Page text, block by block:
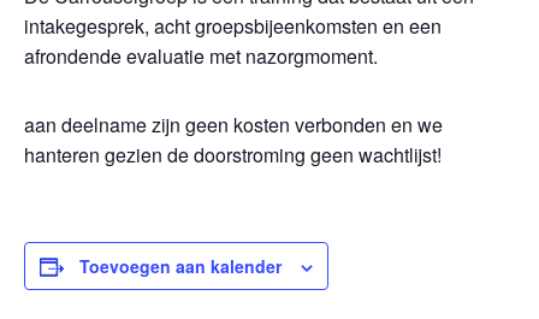
intakegesprek, acht groepsbijeenkomsten en een
afrondende evaluatie met nazorgmoment.
aan deelname zijn geen kosten verbonden en we
hanteren gezien de doorstroming geen wachtlijst!
Toevoegen aan kalender